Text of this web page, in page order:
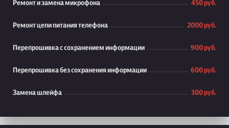
Ремонт и замена микрофона 450 руб.
Ремонт цепи питания телефона 2000 руб.
Перепрошивка с сохранением информации 900 руб.
Перепрошивка без сохранения информации 600 руб.
Замена шлейфа 300 руб.